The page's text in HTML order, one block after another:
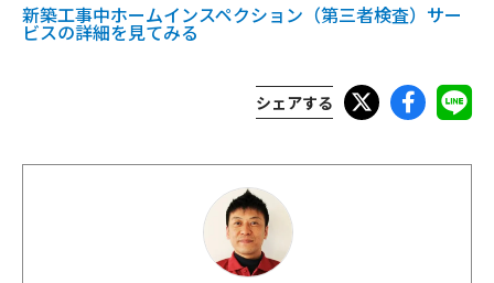
新築工事中ホームインスペクション（第三者検査）サー
ビスの詳細を見てみる
シェアする